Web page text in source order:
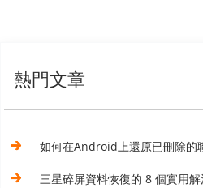
熱門文章
如何在Android上還原已刪除的
三星碎屏資料恢復的 8 個實用